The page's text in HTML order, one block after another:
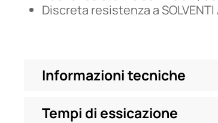
Discreta resistenza a SOLVENTI
Informazioni tecniche
Tempi di essicazione